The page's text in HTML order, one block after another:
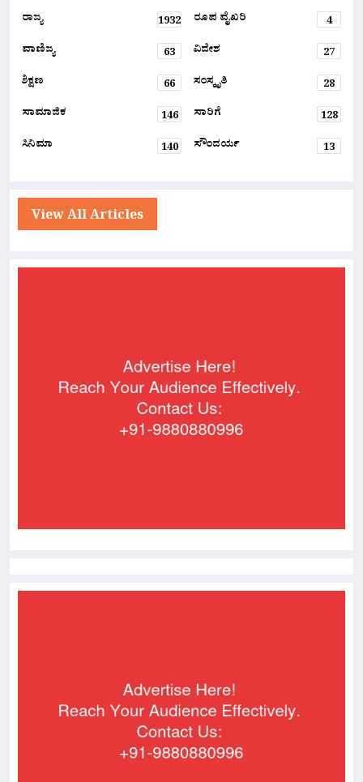
ರಾಜ್ಯ
1932 ರೂಪ ವೈಖರಿ
4
ವಾಣಿಜ್ಯ
63 ವಿದೇಶ
27
ಶಿಕ್ಷಣ
66 ಸಂಸ್ಕೃತಿ
28
ಸಾಮಾಜಿಕ
146 ಸಾರಿಗೆ
128
ಸಿನಿಮಾ
140 ಸೌಂದರ್ಯ 13
View All Articles